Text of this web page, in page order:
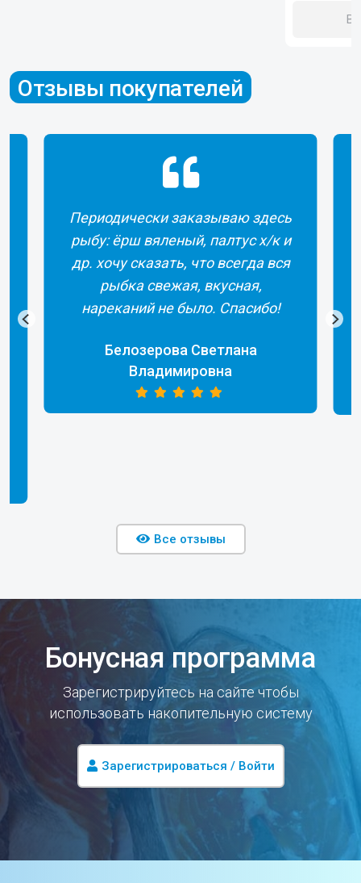
В
Отзывы покупателей
Периодически заказываю здесь
рыбу: ёрш вяленый, палтус х/к и
др. хочу сказать, что всегда вся
рыбка свежая, вкусная,
нареканий не было. Спасибо!
Белозерова Светлана
Владимировна
Все отзывы
Бонусная программа
Зарегистрируйтесь на сайте чтобы
использовать накопительную систему
Зарегистрироваться / Войти